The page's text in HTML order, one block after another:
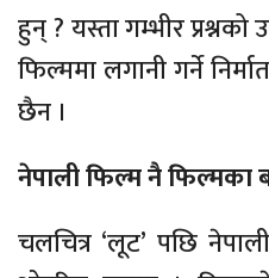
हुन् ? यस्ता गम्भीर
फिल्ममा लगानी गर्ने
छैन ।
नेपाली फिल्म नै फिल्मका
चलचित्र ‘लूट’ पछि